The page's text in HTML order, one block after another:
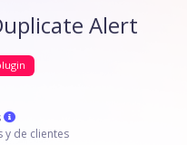
Alert
de clientes